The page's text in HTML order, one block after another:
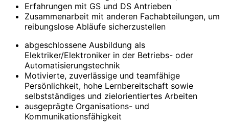
Erfahrungen mit GS und DS Antrieben
Zusammenarbeit mit anderen Fachabteilungen, um
reibungslose Abläufe sicherzustellen
abgeschlossene Ausbildung als
Elektriker/Elektroniker in der Betriebs- oder
Automatisierungstechnik
Motivierte, zuverlässige und teamfähige
Persönlichkeit, hohe Lernbereitschaft sowie
selbstständiges und zielorientiertes Arbeiten
ausgeprägte Organisations- und
Kommunikationsfähigkeit